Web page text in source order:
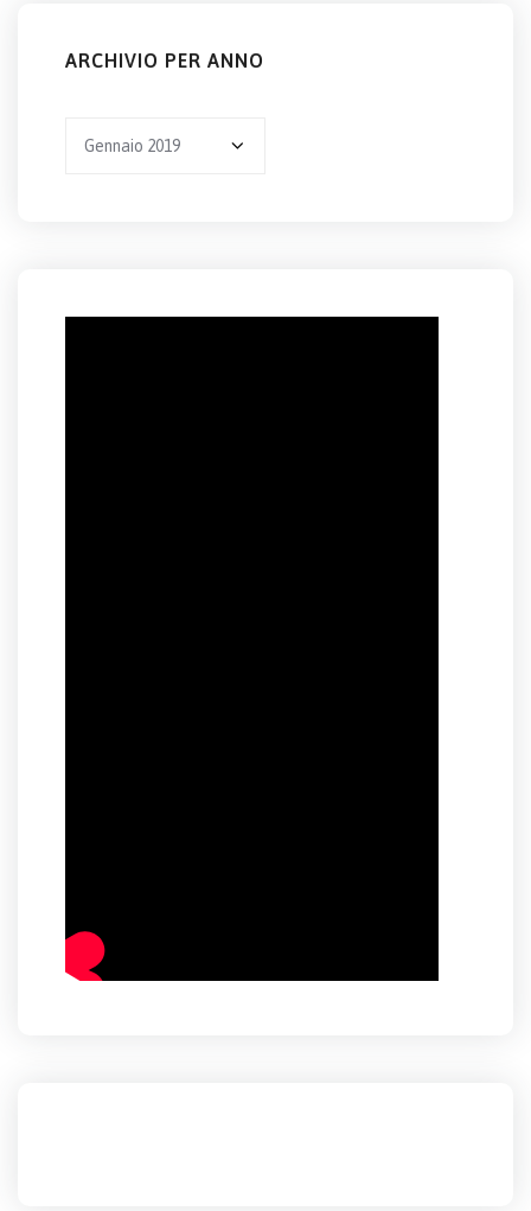
ARCHIVIO PER ANNO
per